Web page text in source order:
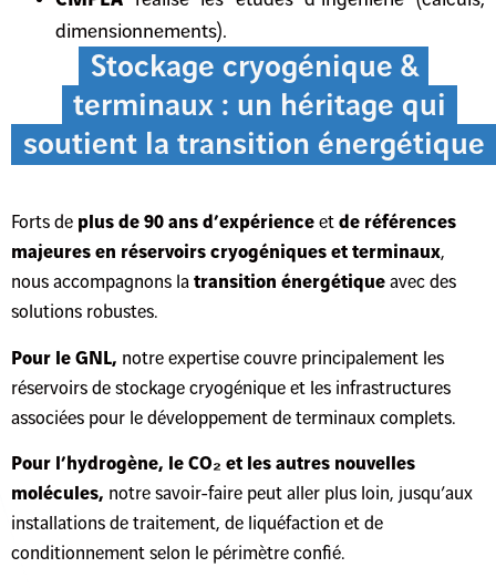
dimensionnements).
Stockage cryogénique &
terminaux : un héritage qui
soutient la transition énergétique
Forts de plus de 90 ans d’expérience et de références
majeures en réservoirs cryogéniques et terminaux,
nous accompagnons la transition énergétique avec des
solutions robustes.
Pour le GNL, notre expertise couvre principalement les
réservoirs de stockage cryogénique et les infrastructures
associées pour le développement de terminaux complets.
Pour l’hydrogène, le CO₂ et les autres nouvelles
molécules, notre savoir-faire peut aller plus loin, jusqu’aux
installations de traitement, de liquéfaction et de
conditionnement selon le périmètre confié.